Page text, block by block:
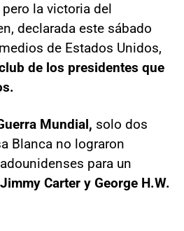
pero la victoria del
declarada este sábado
de Estados Unidos,
de los presidentes que
Mundial, solo dos
Blanca no lograron
para un
Jimmy Carter y George H.W.